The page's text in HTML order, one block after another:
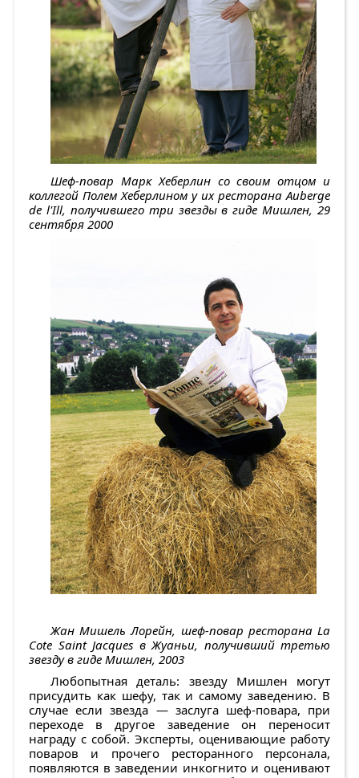
Шеф-повар Марк Хеберлин со своим отцом и
коллегой Полем Хеберлином у их ресторана Auberge
de l'Ill, получившего три звезды в гиде Мишлен, 29
сентября 2000
Жан Мишель Лорейн, шеф-повар ресторана La
Cote Saint Jacques в Жуаньи, получивший третью
звезду в гиде Мишлен, 2003
Любопытная деталь: звезду Мишлен могут
присудить как шефу, так и самому заведению. В
случае если звезда — заслуга шеф-повара, при
переходе в другое заведение он переносит
награду с собой. Эксперты, оценивающие работу
поваров и прочего ресторанного персонала,
появляются в заведении инкогнито и оценивают